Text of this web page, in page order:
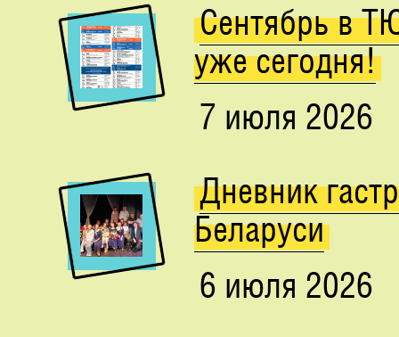
Сентябрь в
уже сегодня!
7 июля 2026
Дневник
Беларуси
6 июля 2026